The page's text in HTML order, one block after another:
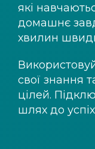
які
домашнє
хвилин
свої знання
цілей.
шлях до